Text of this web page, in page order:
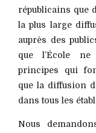
républicains que
la plus large
auprès des
que l’École
principes qui
que la diffusion
dans tous les
Nous